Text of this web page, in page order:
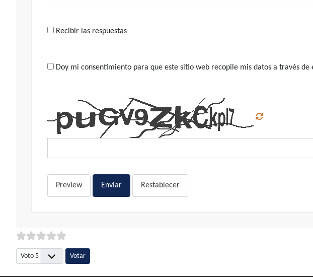
Recibir las respuestas
Doy mi consentimiento para que este sitio web recopile mis datos a través
Preview Enviar Restablecer
Por favor, vote